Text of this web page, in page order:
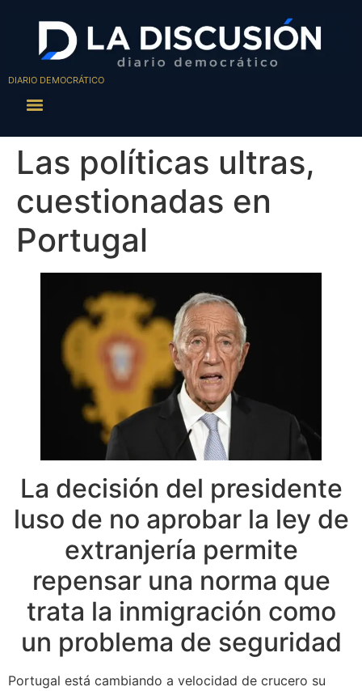
DIARIO DEMOCRÁTICO
Las políticas ultras,
cuestionadas en
Portugal
La decisión del presidente
luso de no aprobar la ley de
extranjería permite
repensar una norma que
trata la inmigración como
un problema de seguridad
Portugal está cambiando a velocidad de crucero su